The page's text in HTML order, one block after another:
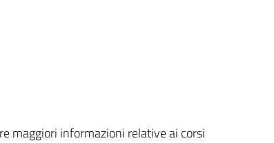
maggiori informazioni relative ai corsi